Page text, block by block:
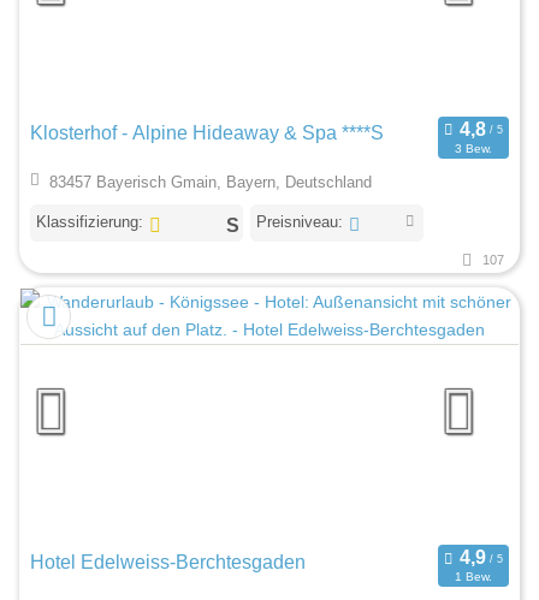
Klosterhof - Alpine Hideaway & Spa ****S
3 Bew.
83457 Bayerisch Gmain, Bayern, Deutschland
Klassifizierung: Preisniveau:
107
Hotel Edelweiss-Berchtesgaden
1 Bew.